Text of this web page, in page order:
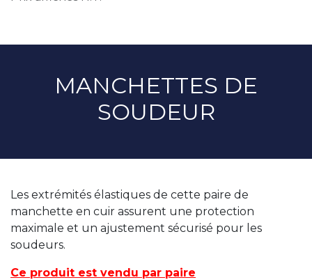
MANCHETTES DE
SOUDEUR
Les extrémités élastiques de cette paire de
manchette en cuir assurent une protection
maximale et un ajustement sécurisé pour les
soudeurs.
Ce produit est vendu par paire